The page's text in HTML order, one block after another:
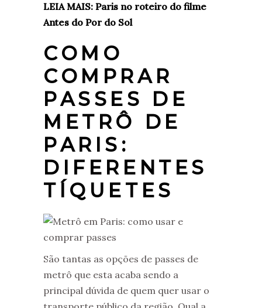
LEIA MAIS: Paris no roteiro do filme
Antes do Por do Sol
COMO
COMPRAR
PASSES DE
METRÔ DE
PARIS:
DIFERENTES
TÍQUETES
São tantas as opções de passes de
metrô que esta acaba sendo a
principal dúvida de quem quer usar o